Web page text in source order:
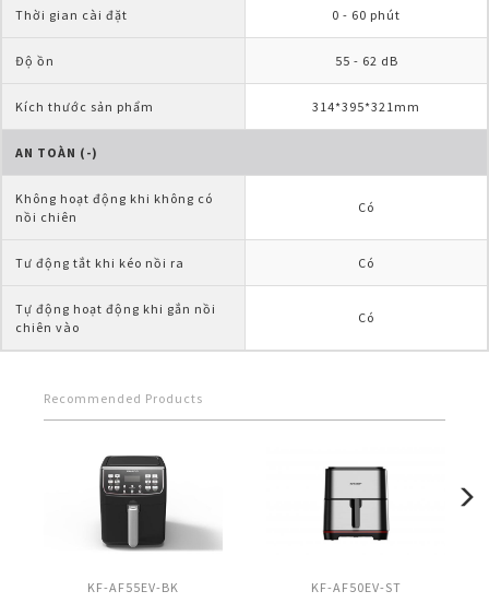
Thời gian cài đặt 0 - 60 phút
Độ ồn 55 - 62 dB
Kích thước sản phẩm 314*395*321mm
AN TOÀN (-)
Không hoạt động khi không có
nồi chiên
Có
Tư động tắt khi kéo nồi ra Có
Tự động hoạt động khi gắn nồi
chiên vào
Có
Recommended Products
KF-AF55EV-BK KF-AF50EV-ST